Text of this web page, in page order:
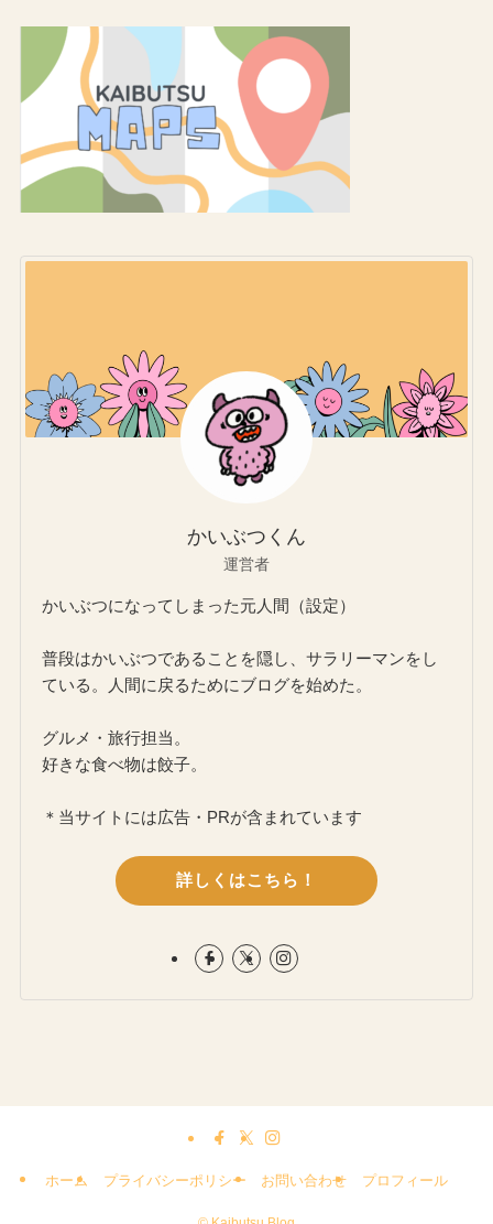
かいぶつくん
運営者
かいぶつになってしまった元人間（設定）
普段はかいぶつであることを隠し、サラリーマンをし
ている。人間に戻るためにブログを始めた。
グルメ・旅行担当。
好きな食べ物は餃子。
＊当サイトには広告・PRが含まれています
詳しくはこちら！
ホーム プライバシーポリシー お問い合わせ プロフィール